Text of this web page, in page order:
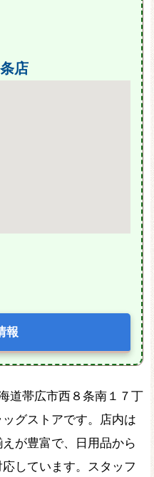
店
報
道帯広市西８条南１７丁
グストアです。店内は
が豊富で、日用品から
しています。スタッフ